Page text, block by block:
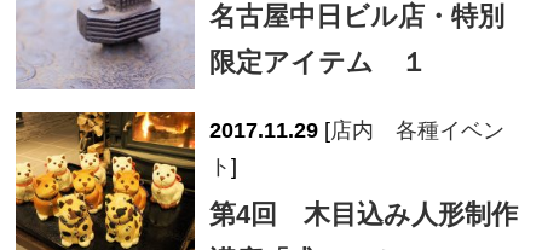
名古屋中日ビル店・特別
限定アイテム １
2017.11.29 [店内 各種イベン
ト]
第4回 木目込み人形制作